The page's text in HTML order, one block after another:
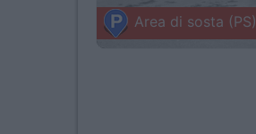
Area di sosta (PS)